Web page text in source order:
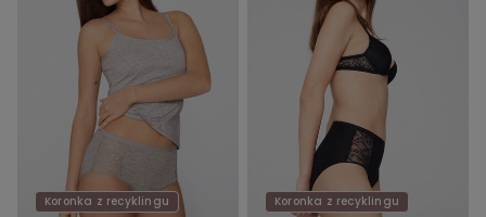
Koronka z recyklingu
Koronka z recyklingu